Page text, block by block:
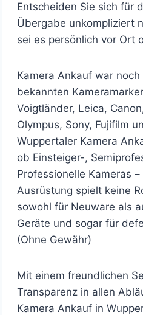
Entscheiden Sie sich für
Übergabe unkompliziert
sei es persönlich vor Ort
Kamera Ankauf war
bekannten
Voigtländer, Leica,
Olympus, Sony, Fujifilm
Wuppertaler Kamera
ob Einsteiger-,
Professionelle Kameras
Ausrüstung spielt keine
sowohl für Neuware als
Geräte und sogar für
(Ohne Gewähr)
Mit einem freundlichen
Transparenz in allen
Kamera Ankauf in